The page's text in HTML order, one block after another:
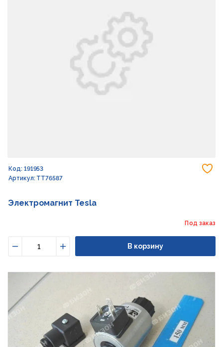
Код: 191953
Артикул: TT76587
Электромагнит Tesla
Под заказ
Увеличить
В корзину